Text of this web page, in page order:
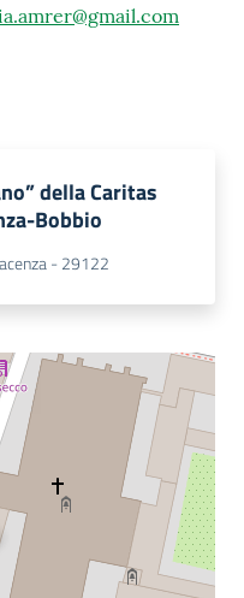
della Caritas
Bobbio
- 29122